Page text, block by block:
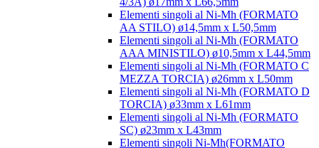
Elementi singoli al Ni-Mh (FORMATO
AA STILO) ø14,5mm x L50,5mm
Elementi singoli al Ni-Mh (FORMATO
AAA MINISTILO) ø10,5mm x L44,5mm
Elementi singoli al Ni-Mh (FORMATO C
MEZZA TORCIA) ø26mm x L50mm
Elementi singoli al Ni-Mh (FORMATO D
TORCIA) ø33mm x L61mm
Elementi singoli al Ni-Mh (FORMATO
SC) ø23mm x L43mm
Elementi singoli Ni-Mh(FORMATO